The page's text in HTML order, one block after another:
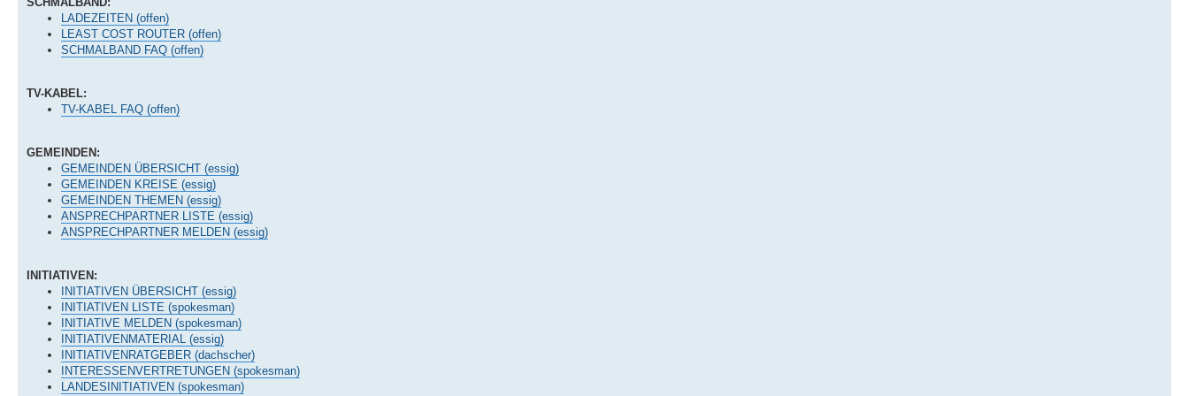
LADEZEITEN (offen)
LEAST COST ROUTER (offen)
SCHMALBAND FAQ (offen)
TV-KABEL:
TV-KABEL FAQ (offen)
GEMEINDEN:
GEMEINDEN ÜBERSICHT (essig)
GEMEINDEN KREISE (essig)
GEMEINDEN THEMEN (essig)
ANSPRECHPARTNER LISTE (essig)
ANSPRECHPARTNER MELDEN (essig)
INITIATIVEN:
INITIATIVEN ÜBERSICHT (essig)
INITIATIVEN LISTE (spokesman)
INITIATIVE MELDEN (spokesman)
INITIATIVENMATERIAL (essig)
INITIATIVENRATGEBER (dachscher)
INTERESSENVERTRETUNGEN (spokesman)
LANDESINITIATIVEN (spokesman)